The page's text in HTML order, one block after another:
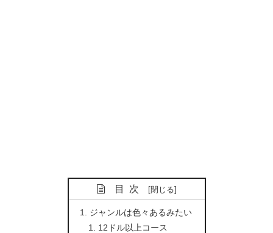
目次
ジャンルは色々あるみたい
12ドル以上コース